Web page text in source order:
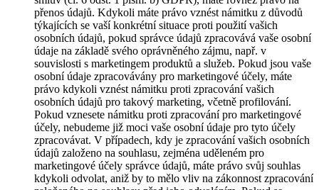
přenos údajů. Kdykoli máte právo vznést námitku z důvodů
týkajících se vaší konkrétní situace proti použití vašich
osobních údajů, pokud správce údajů zpracovává vaše osobní
údaje na základě svého oprávněného zájmu, např. v
souvislosti s marketingem produktů a služeb. Pokud jsou vaše
osobní údaje zpracovávány pro marketingové účely, máte
právo kdykoli vznést námitku proti zpracování vašich
osobních údajů pro takový marketing, včetně profilování.
Pokud vznesete námitku proti zpracování pro marketingové
účely, nebudeme již moci vaše osobní údaje pro tyto účely
zpracovávat. V případech, kdy je zpracování vašich osobních
údajů založeno na souhlasu, zejména uděleném pro
marketingové účely správce údajů, máte právo svůj souhlas
kdykoli odvolat, aniž by to mělo vliv na zákonnost zpracování